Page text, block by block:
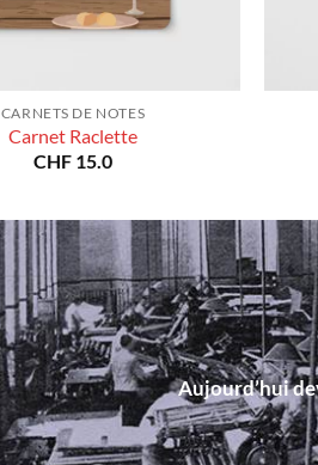
CARNETS DE NOTES
Carnet Raclette
CHF 15.0
Aujourd’hui